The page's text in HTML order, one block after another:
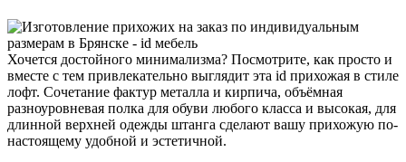
Хочется достойного минимализма? Посмотрите, как просто и
вместе с тем привлекательно выглядит эта id прихожая в стиле
лофт. Сочетание фактур металла и кирпича, объёмная
разноуровневая полка для обуви любого класса и высокая, для
длинной верхней одежды штанга сделают вашу прихожую по-
настоящему удобной и эстетичной.